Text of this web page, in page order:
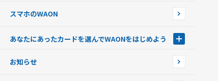
スマホのWAON
あなたにあったカードを選んでWAONをはじめよう
フードバンク応援WAON
お知らせ